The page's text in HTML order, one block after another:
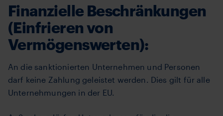
Finanzielle Beschränkungen
(Einfrieren von
Vermögenswerten):
An die sanktionierten Unternehmen und Personen
darf keine Zahlung geleistet werden. Dies gilt für alle
Unternehmungen in der EU.